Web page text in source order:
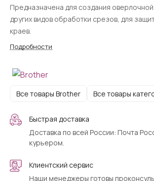
Предназначена для создания
других видов обработки срезов, для
краев.
Подробности
Все товары Brother Все товары
Быстрая доставка
Доставка по всей России: Почта
курьером.
Клиентский сервис
Наши менеджеры готовы